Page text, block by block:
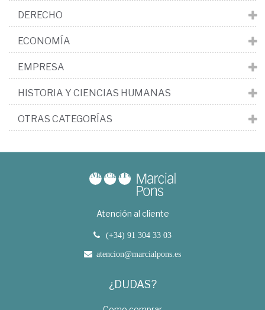
DERECHO
ECONOMÍA
EMPRESA
HISTORIA Y CIENCIAS HUMANAS
OTRAS CATEGORÍAS
Atención al cliente
(+34) 91 304 33 03
atencion@marcialpons.es
¿DUDAS?